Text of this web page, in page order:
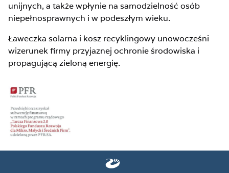
unijnych, a także wpłynie na samodzielność osób
niepełnosprawnych i w podeszłym wieku.
Ławeczka solarna i kosz recyklingowy unowocześni
wizerunek firmy przyjaznej ochronie środowiska i
propagującą zieloną energię.